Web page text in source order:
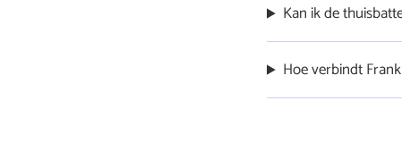
Kan ik de
Hoe verbindt